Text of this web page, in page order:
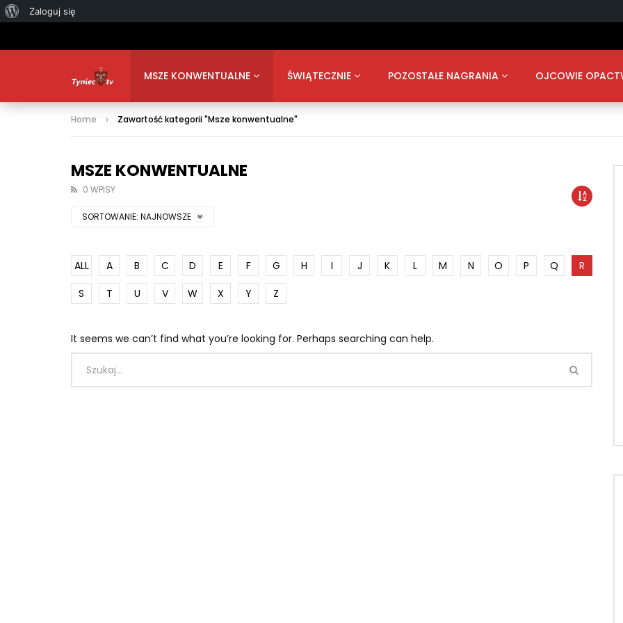
Zaloguj się
MSZE KONWENTUALNE ŚWIĄTECZNIE POZOSTAŁE NAGRANIA OJCOWIE
Home Zawartość kategorii "Msze konwentualne"
MSZE KONWENTUALNE
0 WPISY
SORTOWANIE: NAJNOWSZE
ALL A B C D E F G H I J K L M N O P Q
R
S
T U V W X Y Z
It seems we can’t find what you’re looking for. Perhaps searching can help.